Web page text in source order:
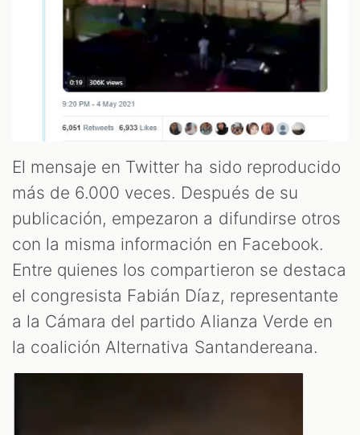
El mensaje en Twitter ha sido reproducido
más de 6.000 veces. Después de su
publicación, empezaron a difundirse otros
con la misma información en Facebook.
Entre quienes los compartieron se destaca
el congresista Fabián Díaz, representante
a la Cámara del partido Alianza Verde en
la coalición Alternativa Santandereana.